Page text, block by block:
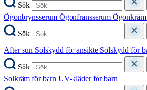
Sök
Ögonbrynsserum Ögonfransserum Ögonkräm
Sök
After sun Solskydd för ansikte Solskydd för
Sök
Solkräm för barn UV-kläder för barn